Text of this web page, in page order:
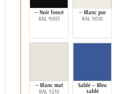
— Noir foncé
RAL 9005
— Blanc pur
RAL 9010
— Blanc mat
RAL 9210
Sablé — Bleu
sablé